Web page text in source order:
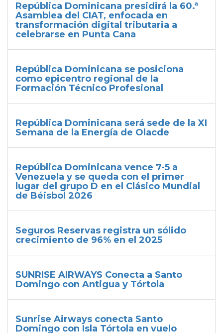
República Dominicana presidirá la 60.ª
Asamblea del CIAT, enfocada en
transformación digital tributaria a
celebrarse en Punta Cana
República Dominicana se posiciona
como epicentro regional de la
Formación Técnico Profesional
República Dominicana será sede de la XI
Semana de la Energía de Olacde
República Dominicana vence 7-5 a
Venezuela y se queda con el primer
lugar del grupo D en el Clásico Mundial
de Béisbol 2026
Seguros Reservas registra un sólido
crecimiento de 96% en el 2025
SUNRISE AIRWAYS Conecta a Santo
Domingo con Antigua y Tórtola
Sunrise Airways conecta Santo
Domingo con Isla Tórtola en vuelo